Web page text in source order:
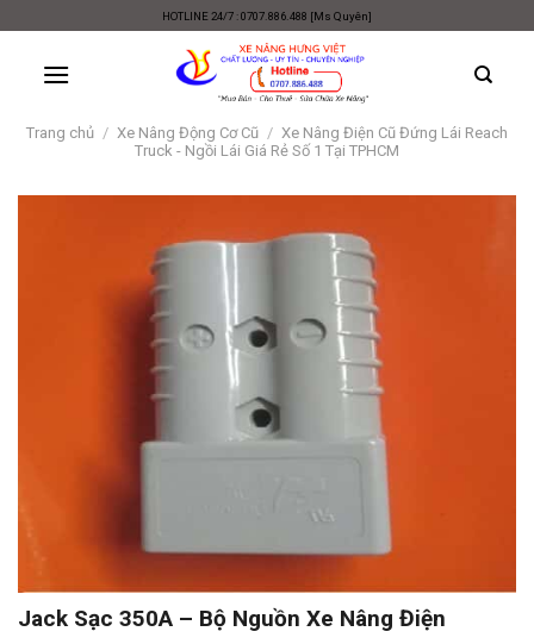
content
HOTLINE 24/7 : 0707.886.488 [Ms Quyên]
Trang chủ / Xe Nâng Động Cơ Cũ / Xe Nâng Điện Cũ Đứng Lái Reach
Truck - Ngồi Lái Giá Rẻ Số 1 Tại TPHCM
Jack Sạc 350A – Bộ Nguồn Xe Nâng Điện